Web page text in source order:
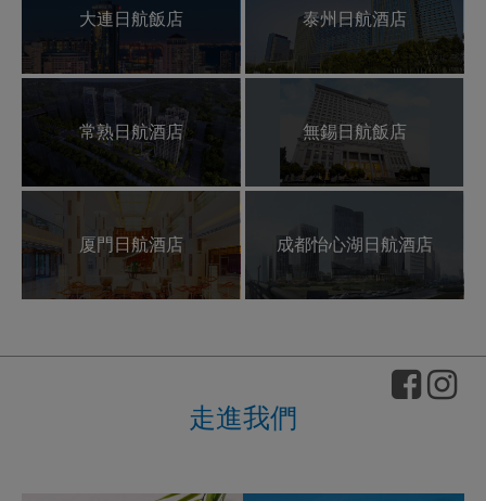
大連日航飯店 泰州日航酒店
常熟日航酒店 無錫日航飯店
厦門日航酒店 成都怡心湖日航酒店
走進我們